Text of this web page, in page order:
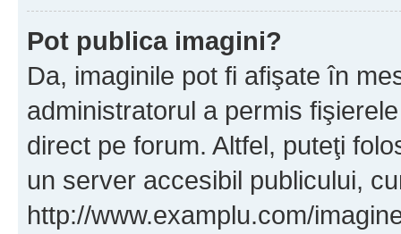
Pot publica imagini?
Da, imaginile pot fi afişate în
administratorul a permis
direct pe forum. Altfel, puteţi
un server accesibil publicului,
http://www.examplu.com/